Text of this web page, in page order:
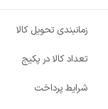
زمانبندی تحویل کالا
تعداد کالا در پکیج
شرایط پرداخت